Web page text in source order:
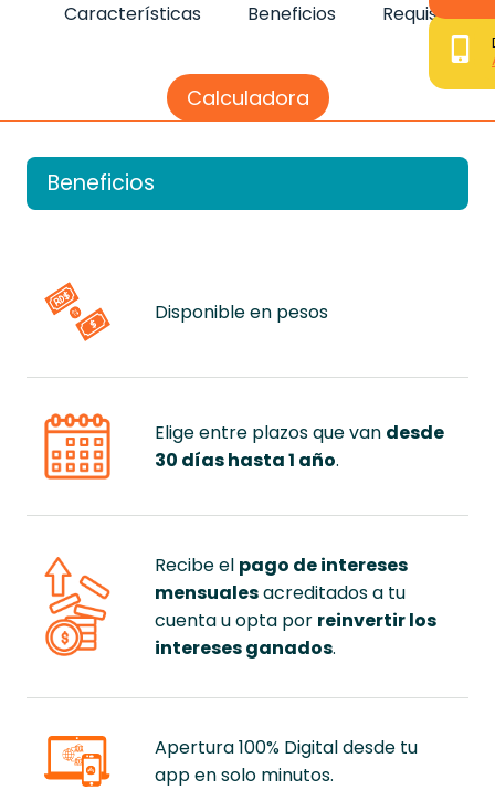
Características Beneficios Requisitos
Calculadora
Beneficios
Disponible en pesos
Elige entre plazos que van desde
30 días hasta 1 año.
Recibe el pago de intereses
mensualesacreditados a tu
cuenta u opta por reinvertir los
intereses ganados.
Apertura 100% Digital desde tu
app en solo minutos.